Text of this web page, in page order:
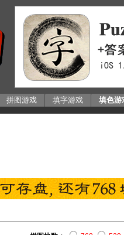
拼图游戏 填字游戏 填色游